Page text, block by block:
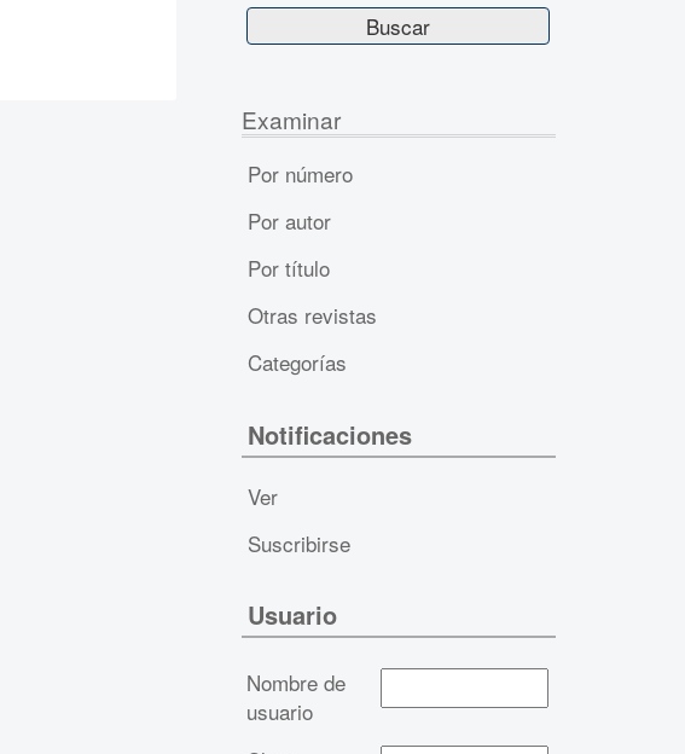
Examinar
Por número
Por autor
Por título
Otras revistas
Categorías
Notificaciones
Ver
Suscribirse
Usuario
Nombre de
usuario